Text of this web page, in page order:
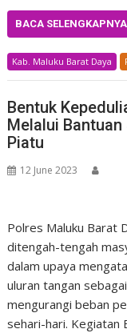
BACA SELENGKAPNYA
Kab. Maluku Barat Daya
Bentuk
Melalui
Piatu
12 June 2023
Polres Maluku Barat
ditengah-tengah
dalam upaya
uluran tangan
mengurangi beban
sehari-hari. Kegiatan